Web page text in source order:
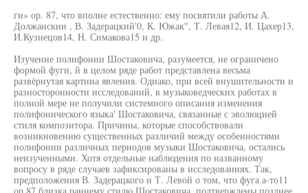
ги» ор. 87, что вполне естественно: ему посвятили работы А.
Должанскии , В. Задерацкий'0, К. Южак", Т. Левая12, И. Цахер13,
И.Кузнецов14, Н. Симакова15 и др.
Изучение полифонии Шостаковича, разумеется, не ограничено
формой фуги, й в целом ряде работ представлена весьма
развёрнутая картина явления. Однако, при всей внушительности и
разносторонности исследований, в музыковедческих работах в
полной мере не получили системного описания изменения
полифонического языка' Шостаковича, связанные с эволюцией
стиля композитора. Причины, которые способствовали
возникновению существенных различий между особенностями
полифонии различных периодов музыки Шостаковича, остались
неизученными. Хотя отдельные наблюдения по названному
вопросу в ряде случаев зафиксированы в исследованиях. Так,
предположения В. Задерацкого и Т. Левой о том, что фуга а-то11